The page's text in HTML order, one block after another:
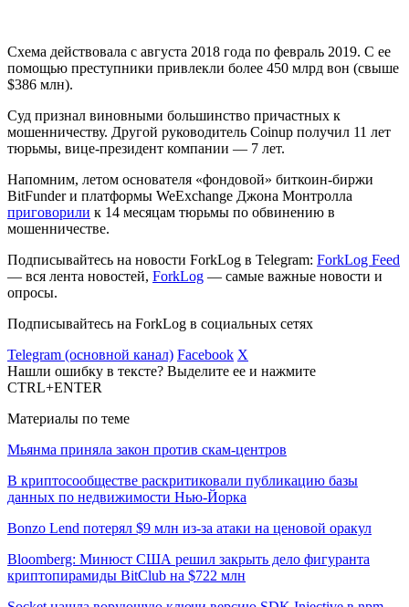
Схема действовала с августа 2018 года по февраль 2019. С ее
помощью преступники привлекли более 450 млрд вон (свыше
$386 млн).
Суд признал виновными большинство причастных к
мошенничеству. Другой руководитель Coinup получил 11 лет
тюрьмы, вице-президент компании — 7 лет.
Напомним, летом основателя «фондовой» биткоин-биржи
BitFunder и платформы WeExchange Джона Монтролла
приговорили к 14 месяцам тюрьмы по обвинению в
мошенничестве.
Подписывайтесь на новости ForkLog в Telegram: ForkLog Feed
— вся лента новостей, ForkLog — самые важные новости и
опросы.
Подписывайтесь на ForkLog в социальных сетях
Telegram (основной канал) Facebook X
Нашли ошибку в тексте? Выделите ее и нажмите
CTRL+ENTER
Материалы по теме
Мьянма приняла закон против скам-центров
В криптосообществе раскритиковали публикацию базы
данных по недвижимости Нью-Йорка
Bonzo Lend потерял $9 млн из-за атаки на ценовой оракул
Bloomberg: Минюст США решил закрыть дело фигуранта
криптопирамиды BitClub на $722 млн